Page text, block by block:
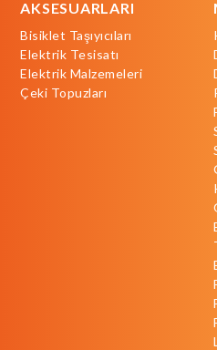
AKSESUARLARI
Bisiklet Taşıyıcıları
Elektrik Tesisatı
Elektrik Malzemeleri
Çeki Topuzları